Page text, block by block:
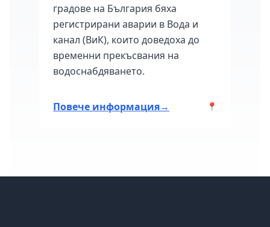
градове на България бяха
регистрирани аварии в Вода и
канал (ВиК), които доведоха до
временни прекъсвания на
водоснабдяването.
Повече информация→ 📍